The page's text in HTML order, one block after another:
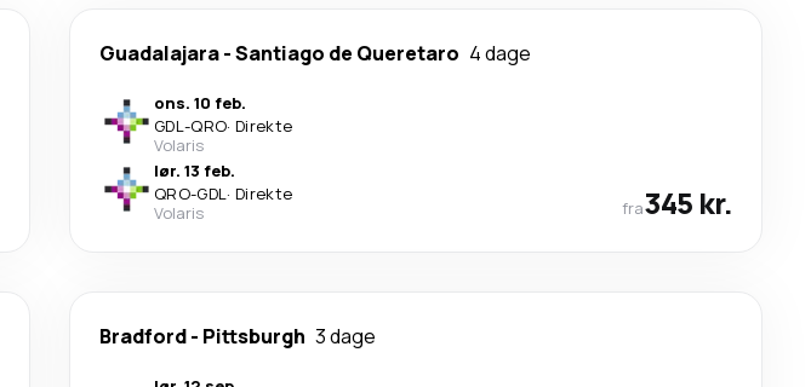
Guadalajara-Santiago de Queretaro 4 dage
ons. 10 feb.
GDL-QRO· Direkte
Volaris
lør. 13 feb.
QRO-GDL· Direkte
Volaris
fra345 kr.
Bradford- Pittsburgh 3 dage